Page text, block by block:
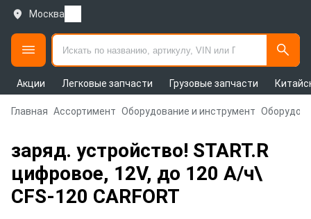
Москва
Акции Легковые запчасти Грузовые запчасти
Главная Ассортимент Оборудование и инструмент
заряд. устройство! START.R
цифровое, 12V, до 120 А/ч\
CFS-120 CARFORT